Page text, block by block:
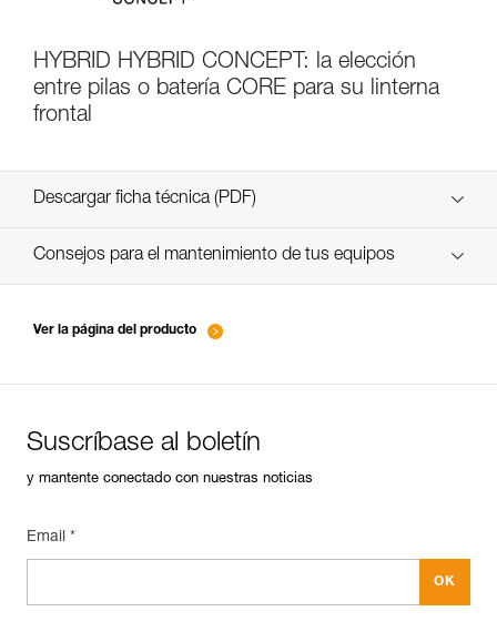
HYBRID HYBRID CONCEPT: la elección
entre pilas o batería CORE para su linterna
frontal
Descargar ficha técnica (PDF)
Technical Notice
Technical Notice
Consejos para el mantenimiento de tus equipos
Ver la página del producto
Suscríbase al boletín
y mantente conectado con nuestras noticias
Email *